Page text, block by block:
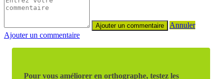
Annuler
Ajouter un commentaire
Pour vous améliorer en orthographe, testez les